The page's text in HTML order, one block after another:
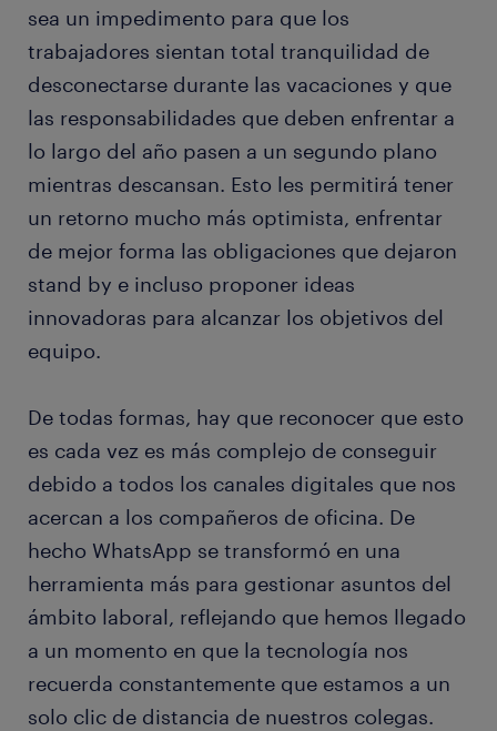
sea un impedimento para que los
trabajadores sientan total tranquilidad de
desconectarse durante las vacaciones y que
las responsabilidades que deben enfrentar a
lo largo del año pasen a un segundo plano
mientras descansan. Esto les permitirá tener
un retorno mucho más optimista, enfrentar
de mejor forma las obligaciones que dejaron
stand by e incluso proponer ideas
innovadoras para alcanzar los objetivos del
equipo.
De todas formas, hay que reconocer que esto
es cada vez es más complejo de conseguir
debido a todos los canales digitales que nos
acercan a los compañeros de oficina. De
hecho WhatsApp se transformó en una
herramienta más para gestionar asuntos del
ámbito laboral, reflejando que hemos llegado
a un momento en que la tecnología nos
recuerda constantemente que estamos a un
solo clic de distancia de nuestros colegas.